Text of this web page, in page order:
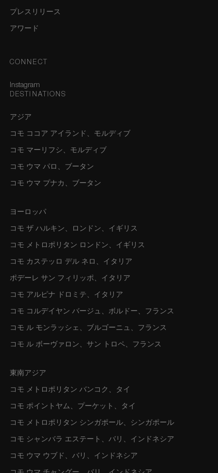
プレスリリース
アワード
CONNECT
Instagram
DESTINATIONS
アジア
コモ ココア アイランド、モルディブ
コモ マーリフシ、モルディブ
コモ ウマ パロ、ブータン
コモ ウマ プナカ、ブータン
ヨーロッパ
コモ ザ ハルキン、ロンドン、イギリス
コモ メトロポリタン ロンドン、イギリス
コモ カステッロ デル ネロ、イタリア
ポデーレ サン フィリッポ、イタリア
コモ アルピナ ドロミテ、イタリア
コモ コルデイヤン バージュ、ボルドー、フランス
コモ ル モンラッシェ、ブルゴーニュ、フランス
コモ ル ボーヴァロン、サン トロペ、フランス
東南アジア
コモ メトロポリタン バンコク、タイ
コモ ポイントヤム、プーケット、タイ
コモ メトロポリタン シンガポール、シンガポール
コモ シャンバラ エステート、バリ、インドネシア
コモ ウマ ウブド、バリ、インドネシア